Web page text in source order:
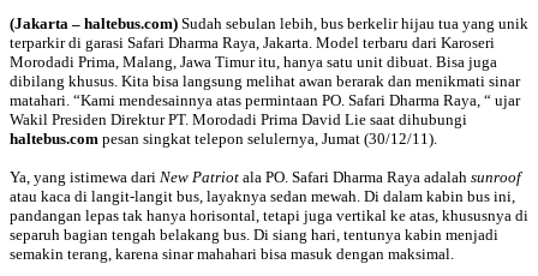
(Jakarta – haltebus.com) Sudah sebulan lebih, bus berkelir hijau tua yang unik
terparkir di garasi Safari Dharma Raya, Jakarta. Model terbaru dari Karoseri
Morodadi Prima, Malang, Jawa Timur itu, hanya satu unit dibuat. Bisa juga
dibilang khusus. Kita bisa langsung melihat awan berarak dan menikmati sinar
matahari. “Kami mendesainnya atas permintaan PO. Safari Dharma Raya, “ ujar
Wakil Presiden Direktur PT. Morodadi Prima David Lie saat dihubungi
haltebus.com pesan singkat telepon selulernya, Jumat (30/12/11).
Ya, yang istimewa dari New Patriot ala PO. Safari Dharma Raya adalah sunroof
atau kaca di langit-langit bus, layaknya sedan mewah. Di dalam kabin bus ini,
pandangan lepas tak hanya horisontal, tetapi juga vertikal ke atas, khususnya di
separuh bagian tengah belakang bus. Di siang hari, tentunya kabin menjadi
semakin terang, karena sinar mahahari bisa masuk dengan maksimal.